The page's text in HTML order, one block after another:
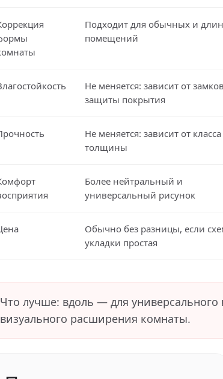
Подходит для обычных и
помещений
Не меняется: зависит от
защиты покрытия
Не меняется: зависит от
толщины
Более нейтральный и
универсальный рисунок
Обычно без разницы, если
укладки простая
Что лучше: вдоль — для
визуального расширения комнаты.